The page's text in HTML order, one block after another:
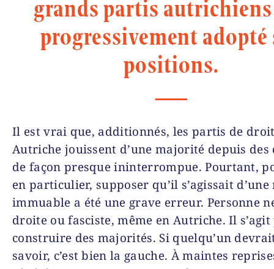
grands partis
progressivement adopté
positions.
Il est vrai que, additionnés, les partis de
Autriche jouissent d’une majorité depuis des
de façon presque ininterrompue. Pourtant,
en particulier, supposer qu’il s’agissait
immuable a été une grave erreur. Personne
droite ou fasciste, même en Autriche. Il
construire des majorités. Si quelqu’un
savoir, c’est bien la gauche. À maintes